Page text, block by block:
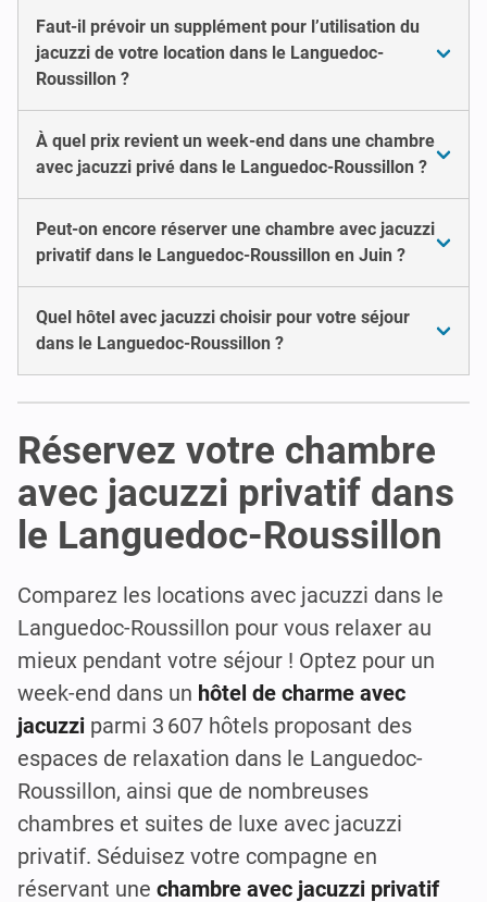
Faut-il prévoir un supplément pour l’utilisation du
jacuzzi de votre location dans le Languedoc-
Roussillon ?
À quel prix revient un week-end dans une chambre
avec jacuzzi privé dans le Languedoc-Roussillon ?
Peut-on encore réserver une chambre avec jacuzzi
privatif dans le Languedoc-Roussillon en Juin ?
Quel hôtel avec jacuzzi choisir pour votre séjour
dans le Languedoc-Roussillon ?
Réservez votre chambre
avec jacuzzi privatif dans
le Languedoc-Roussillon
Comparez les locations avec jacuzzi dans le
Languedoc-Roussillon pour vous relaxer au
mieux pendant votre séjour ! Optez pour un
week-end dans un hôtel de charme avec
jacuzzi parmi 3 607 hôtels proposant des
espaces de relaxation dans le Languedoc-
Roussillon, ainsi que de nombreuses
chambres et suites de luxe avec jacuzzi
privatif. Séduisez votre compagne en
réservant une chambre avec jacuzzi privatif